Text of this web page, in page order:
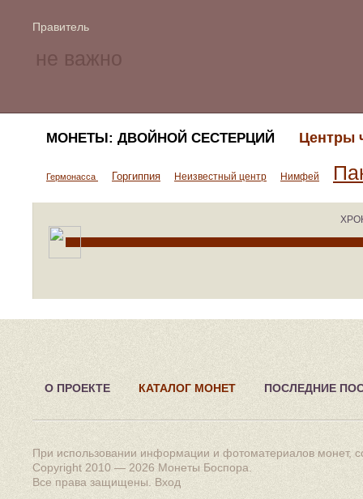
Правитель
МОНЕТЫ: ДВОЙНОЙ СЕСТЕРЦИЙ Центры
Гермонасса Горгиппия Неизвестный центр Нимфей
О ПРОЕКТЕ КАТАЛОГ МОНЕТ ПОСЛЕДНИЕ
При использовании информации и фотоматериалов монет,
Copyright 2010 — 2026 Монеты Боспора
Все права защищены. Вход